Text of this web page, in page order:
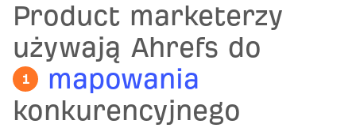
Product marketerzy
używają Ahrefs do
1
mapowania
konkurencyjnego